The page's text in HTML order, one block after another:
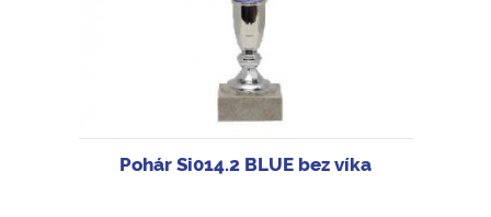
Pohár Si014.2 BLUE bez víka